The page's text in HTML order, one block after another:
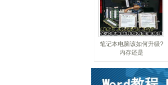
笔记本电脑该如何升级?
内存还是